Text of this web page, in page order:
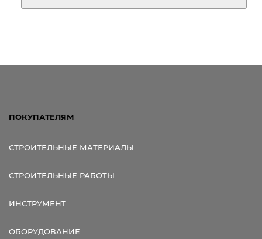
ПОКУПАТЕЛЯМ
СТРОИТЕЛЬНЫЕ МАТЕРИАЛЫ
СТРОИТЕЛЬНЫЕ РАБОТЫ
ИНСТРУМЕНТ
ОБОРУДОВАНИЕ